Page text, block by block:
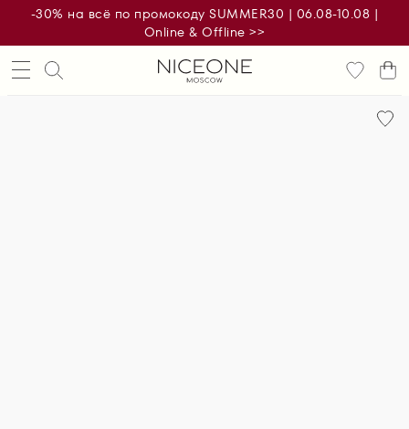
-30% на всё по промокоду SUMMER30 | 06.08-10.08 |
Online & Offline >>